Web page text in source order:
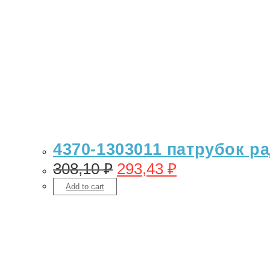
4370-1303011 патрубок
308,10₽ 293,43 ₽
Add to cart